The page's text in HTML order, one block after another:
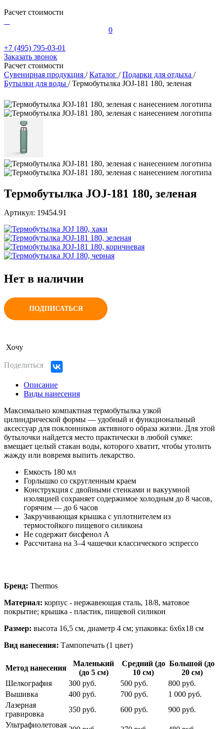
Расчет стоимости
0
+7 (495) 795-03-01
Заказать звонок
Расчет стоимости
Сувенирная продукция / Каталог / Подарки для отдыха /
Бутылки для воды / Термобутылка JOJ-181 180, зеленая
Термобутылка JOJ-181 180, зеленая
Артикул: 19454.91
Нет в наличии
ПОДПИСАТЬСЯ
Хочу
Поделиться
Описание
Виды нанесения
Максимально компактная термобутылка узкой
цилиндрической формы — удобный и функциональный
аксессуар для поклонников активного образа жизни. Для этой
бутылочки найдется место практически в любой сумке:
вмещает целый стакан воды, которого хватит, чтобы утолить
жажду или вовремя выпить лекарство.
Емкость 180 мл
Горлышко со скругленным краем
Конструкция с двойными стенками и вакуумной
изоляцией сохраняет содержимое холодным до 8 часов,
горячим — до 6 часов
Закручивающая крышка с уплотнителем из
термостойкого пищевого силикона
Не содержит бисфенол А
Рассчитана на 3–4 чашечки классического эспрессо
Бренд: Thermos
Материал: корпус - нержавеющая сталь, 18/8, матовое
покрытие; крышка - пластик, пищевой силикон
Размер: высота 16,5 см, диаметр 4 см; упаковка: 6х6х18 см
Вид нанесения: Тампопечать (1 цвет)
Метод нанесения
Маленький
(до 5 см)
Средний (до
10 см)
Большой (до
20 см)
Шелкография
300 руб. 500 руб.
800 руб.
Вышивка
400 руб. 700 руб.
1 000 руб.
Лазерная
гравировка
350 руб. 600 руб.
900 руб.
Ультрафиолетовая